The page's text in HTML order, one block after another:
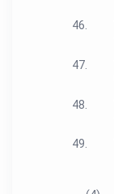
46.
47.
48.
49.